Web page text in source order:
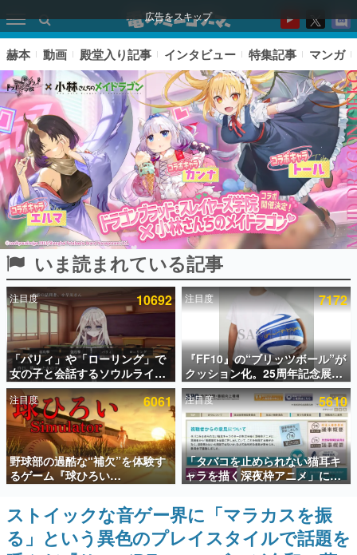
広告をスキップ
ピックアップ
電ファミのいま読まれている記事ランキング
アプリセール情報
インタビュー
連載・特集一覧
殿堂入り記事
SNS拡散数が数千以上！ ページビュー数万以上！ などな
ど。多くの人々に読まれた、電ファミ渾身の“殿堂入り”記
事をまとめました。
ゲームの企画書
名作ゲームクリエイターの方々に製作時のエピソードをお
聞きし、ヒットする企画（ゲーム）とは何か？を探ってい
きます。
赫本 動画 殿堂入り記事 インタビュー 特集記事 マンガ
いま読まれている記事
注目度 10692
「パリィ」や「ローリング」で
女の子と会話するソウルライク
恋愛ゲーム『小早川さんはソウ
ルライク』無料公開。返事に失
敗すると「YOU DIED」
注目度 7172
『FF10』の“ブリッツボール”が
クッション化。25周年記念展
「FINAL FANTASY X
MUSEUM-幻光の記憶-」のグッ
ズ情報が一部公開
注目度 6061
野球部の過酷な“補欠”を体験す
るゲーム『球ひろい
Simulator』が「1件」のウィッ
シュリストをもとにチェコ語に
対応しSNSで話題に。『キング
ダム・カム』開発元やチェコの
プロ野球選手から称賛の声
注目度 5610
「タバコを止められない猫耳キ
ャラを描く深夜枠アニメ」に視
聴者の一部から批判意見。違法
薬物の使用と思しき描写も含め
て、BPOが議論を交わす
ストイックな音ゲー界に「マラカスを振
る」という異色のプレイスタイルで話題を